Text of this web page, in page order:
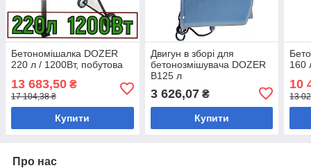
Бетономішалка DOZER
220 л / 1200Вт, побутова
13 683,50 ₴
17 104,38 ₴
Купити
Двигун в зборі для
бетонозмішувача DOZER
B125 л
3 626,07₴
Купити
160
10
13
Про нас